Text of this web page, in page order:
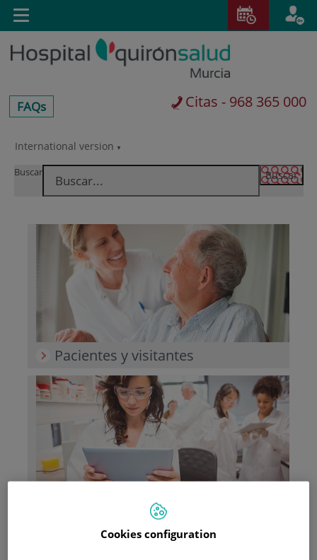
Saltar al contenido
Saltar
contenido
International version
centros-
faq
FAQs Citas - 968 365 000
Buscar
Toggle
navigation
Pacientes y visitantes
Cookies configuration